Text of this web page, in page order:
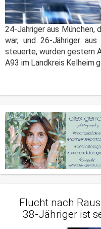
24-Jähriger aus München,
war, und 26-Jähriger aus
steuerte, wurden gestern
A93 im Landkreis Kelheim
Flucht nach
38-Jähriger ist